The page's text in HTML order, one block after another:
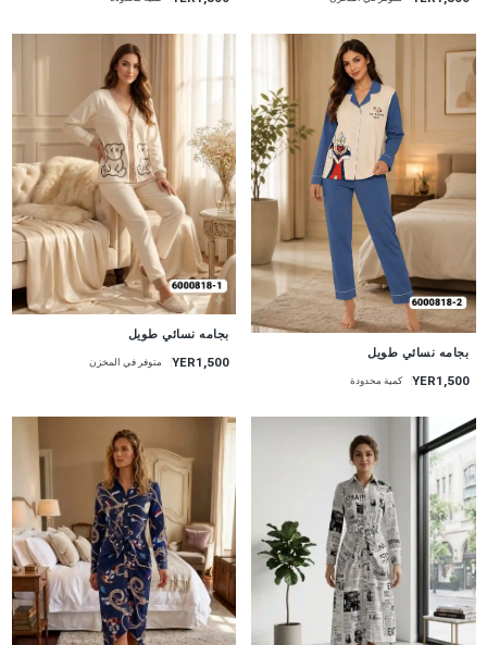
بجامه نسائي طويل
YER1,500 كمية محدودة
بجامه نسائي طويل
YER1,500 متوفر في المخزن